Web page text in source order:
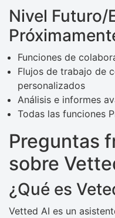
Nivel Futuro/
Funciones de
Flujos de trabajo de
personalizados
Análisis e informes
Todas las funciones
Preguntas
sobre
¿Qué es
Vetted AI es un